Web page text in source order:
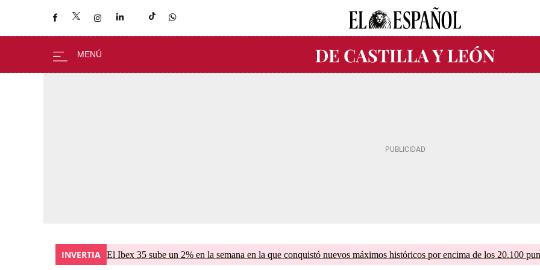
INVERTIA El Ibex 35 sube un 2% en la semana en la que conquistó nuevos máximos históricos por encima de los 20.100